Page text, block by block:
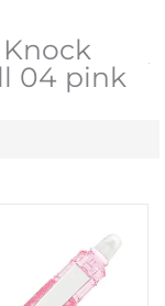
04 pink